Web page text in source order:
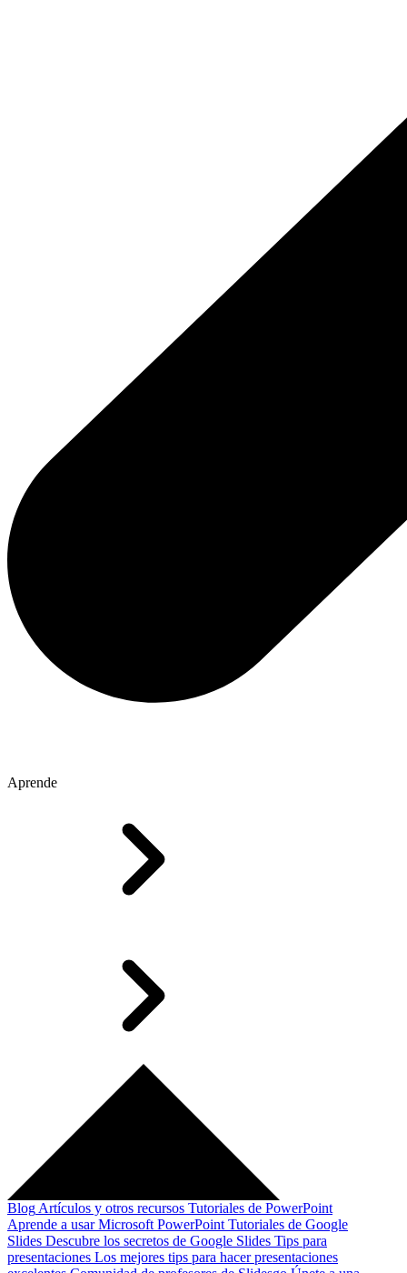
Aprende
Blog Artículos y otros recursos Tutoriales de PowerPoint
Aprende a usar Microsoft PowerPoint Tutoriales de Google
Slides Descubre los secretos de Google Slides Tips para
presentaciones Los mejores tips para hacer presentaciones